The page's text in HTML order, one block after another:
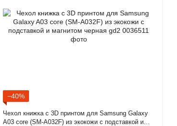
−40%
Чехол книжка с 3D принтом для Samsung Galaxy
A03 core (SM-A032F) из экокожи с подставкой и